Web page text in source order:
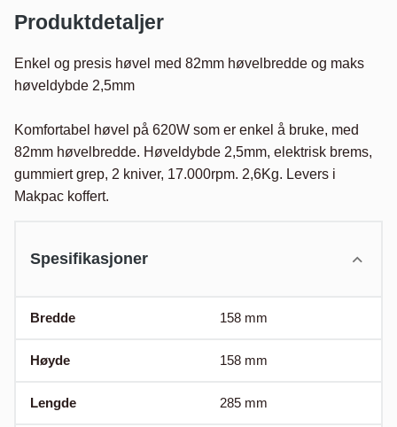
Produktdetaljer
Enkel og presis høvel med 82mm høvelbredde og maks
høveldybde 2,5mm
Komfortabel høvel på 620W som er enkel å bruke, med
82mm høvelbredde. Høveldybde 2,5mm, elektrisk brems,
gummiert grep, 2 kniver, 17.000rpm. 2,6Kg. Levers i
Makpac koffert.
Spesifikasjoner
Bredde 158 mm
Høyde 158 mm
Lengde 285 mm